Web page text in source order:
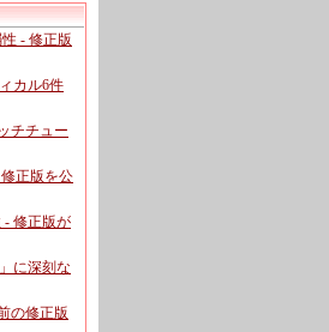
性 - 修正版
カル6件
チチュー
修正版を公
- 修正版が
に深刻な
の修正版